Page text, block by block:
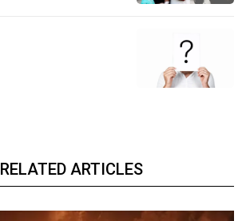
RELATED ARTICLES